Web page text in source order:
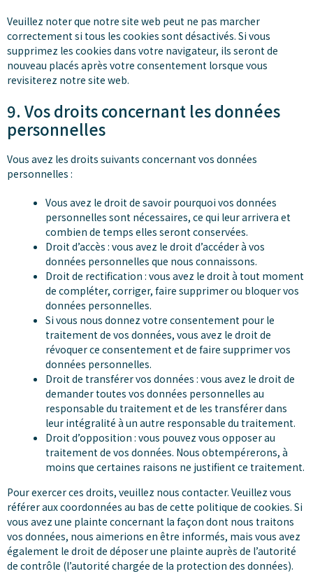
Veuillez noter que notre site web peut ne pas marcher
correctement si tous les cookies sont désactivés. Si vous
supprimez les cookies dans votre navigateur, ils seront de
nouveau placés après votre consentement lorsque vous
revisiterez notre site web.
9. Vos droits concernant les données
personnelles
Vous avez les droits suivants concernant vos données
personnelles :
Vous avez le droit de savoir pourquoi vos données
personnelles sont nécessaires, ce qui leur arrivera et
combien de temps elles seront conservées.
Droit d’accès : vous avez le droit d’accéder à vos
données personnelles que nous connaissons.
Droit de rectification : vous avez le droit à tout moment
de compléter, corriger, faire supprimer ou bloquer vos
données personnelles.
Si vous nous donnez votre consentement pour le
traitement de vos données, vous avez le droit de
révoquer ce consentement et de faire supprimer vos
données personnelles.
Droit de transférer vos données : vous avez le droit de
demander toutes vos données personnelles au
responsable du traitement et de les transférer dans
leur intégralité à un autre responsable du traitement.
Droit d’opposition : vous pouvez vous opposer au
traitement de vos données. Nous obtempérerons, à
moins que certaines raisons ne justifient ce traitement.
Pour exercer ces droits, veuillez nous contacter. Veuillez vous
référer aux coordonnées au bas de cette politique de cookies. Si
vous avez une plainte concernant la façon dont nous traitons
vos données, nous aimerions en être informés, mais vous avez
également le droit de déposer une plainte auprès de l’autorité
de contrôle (l’autorité chargée de la protection des données).